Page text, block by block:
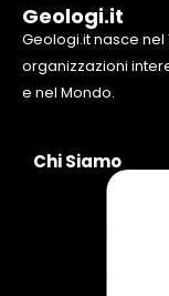
Geologi.it
Geologi.it nasce
organizzazioni
e nel Mondo.
Chi Siamo